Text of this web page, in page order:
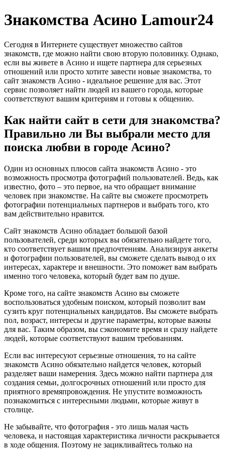
Знакомства Асино Lamour24
Сегодня в Интернете существует множество сайтов
знакомств, где можно найти свою вторую половинку. Однако,
если вы живете в Асино и ищете партнера для серьезных
отношений или просто хотите завести новые знакомства, то
сайт знакомств Асино - идеальное решение для вас. Этот
сервис позволяет найти людей из вашего города, которые
соответствуют вашим критериям и готовы к общению.
Как найти сайт в сети для знакомства?
Правильно ли Вы выбрали место для
поиска любви в городе Асино?
Один из основных плюсов сайта знакомств Асино - это
возможность просмотра фотографий пользователей. Ведь, как
известно, фото – это первое, на что обращает внимание
человек при знакомстве. На сайте вы сможете просмотреть
фотографии потенциальных партнеров и выбрать того, кто
вам действительно нравится.
Сайт знакомств Асино обладает большой базой
пользователей, среди которых вы обязательно найдете того,
кто соответствует вашим предпочтениям. Анализируя анкеты
и фотографии пользователей, вы сможете сделать вывод о их
интересах, характере и внешности. Это поможет вам выбрать
именно того человека, который будет вам по душе.
Кроме того, на сайте знакомств Асино вы сможете
воспользоваться удобным поиском, который позволит вам
сузить круг потенциальных кандидатов. Вы сможете выбрать
пол, возраст, интересы и другие параметры, которые важны
для вас. Таким образом, вы сэкономите время и сразу найдете
людей, которые соответствуют вашим требованиям.
Если вас интересуют серьезные отношения, то на сайте
знакомств Асино обязательно найдется человек, который
разделяет ваши намерения. Здесь можно найти партнера для
создания семьи, долгосрочных отношений или просто для
приятного времяпровождения. Не упустите возможность
познакомиться с интересными людьми, которые живут в
столице.
Не забывайте, что фотография - это лишь малая часть
человека, и настоящая характеристика личности раскрывается
в ходе общения. Поэтому не зацикливайтесь только на